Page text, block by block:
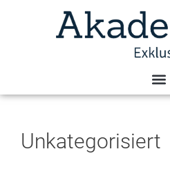
Unkategorisiert